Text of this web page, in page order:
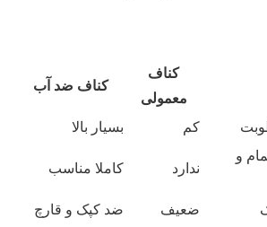
کناف
معمولی
کناف ضد آب
کم
بسیار بالا
و
ندارد کاملا مناسب
ضعیف ضد کپک و قارچ